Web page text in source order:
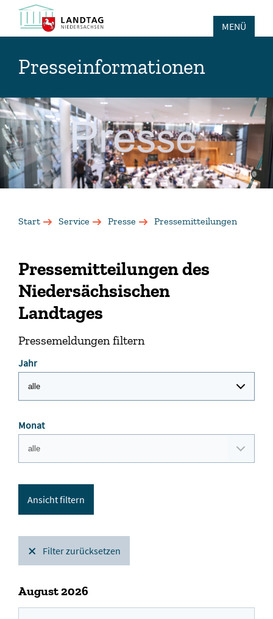
MENÜ
Presseinformationen
Start Service Presse Pressemitteilungen
Pressemitteilungen des
Niedersächsischen
Landtages
Pressemeldungen filtern
Jahr
Monat
Filter zurücksetzen
August 2026